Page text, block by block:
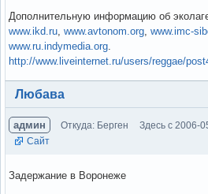
Дополнительную информацию об
www.ikd.ru www.аvtonom.org www.imc-
www.ru.indymedia.org
http://www.liveinternet.ru/users/reggae/
Вне форума
Любава
админ Откуда: Берген Здесь с 2006-
Сайт
Задержание в Воронеже